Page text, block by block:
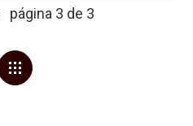
página 3 de 3